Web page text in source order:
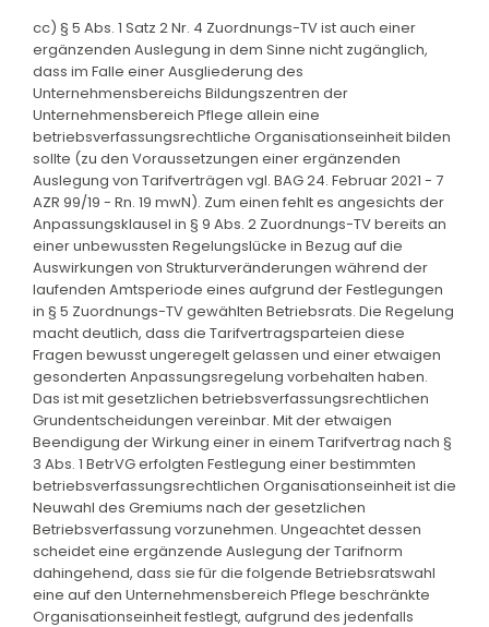
cc) § 5 Abs. 1 Satz 2 Nr. 4 Zuordnungs-TV ist auch einer
ergänzenden Auslegung in dem Sinne nicht zugänglich,
dass im Falle einer Ausgliederung des
Unternehmensbereichs Bildungszentren der
Unternehmensbereich Pflege allein eine
betriebsverfassungsrechtliche Organisationseinheit bilden
sollte (zu den Voraussetzungen einer ergänzenden
Auslegung von Tarifverträgen vgl. BAG 24. Februar 2021 - 7
AZR 99/19 - Rn. 19 mwN). Zum einen fehlt es angesichts der
Anpassungsklausel in § 9 Abs. 2 Zuordnungs-TV bereits an
einer unbewussten Regelungslücke in Bezug auf die
Auswirkungen von Strukturveränderungen während der
laufenden Amtsperiode eines aufgrund der Festlegungen
in § 5 Zuordnungs-TV gewählten Betriebsrats. Die Regelung
macht deutlich, dass die Tarifvertragsparteien diese
Fragen bewusst ungeregelt gelassen und einer etwaigen
gesonderten Anpassungsregelung vorbehalten haben.
Das ist mit gesetzlichen betriebsverfassungsrechtlichen
Grundentscheidungen vereinbar. Mit der etwaigen
Beendigung der Wirkung einer in einem Tarifvertrag nach §
3 Abs. 1 BetrVG erfolgten Festlegung einer bestimmten
betriebsverfassungsrechtlichen Organisationseinheit ist die
Neuwahl des Gremiums nach der gesetzlichen
Betriebsverfassung vorzunehmen. Ungeachtet dessen
scheidet eine ergänzende Auslegung der Tarifnorm
dahingehend, dass sie für die folgende Betriebsratswahl
eine auf den Unternehmensbereich Pflege beschränkte
Organisationseinheit festlegt, aufgrund des jedenfalls